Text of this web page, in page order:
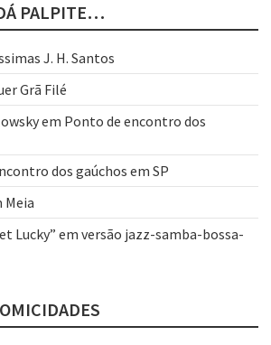
PALPITE…
J. H. Santos
Grã Filé
em Ponto de encontro dos
dos gaúchos em SP
Meia
Lucky” em versão jazz-samba-bossa-